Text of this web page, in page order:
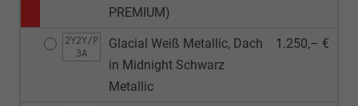
PREMIUM)
2Y2Y/P
3A
Glacial Weiß Metallic, Dach
in Midnight Schwarz
Metallic
1.250,– €